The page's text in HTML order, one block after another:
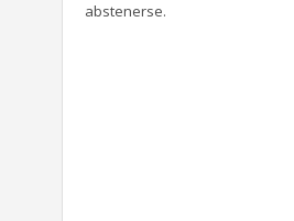
abstenerse.